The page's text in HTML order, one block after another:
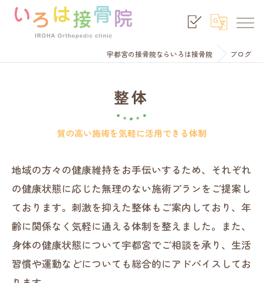
宇都宮の接骨院ならいろは接骨院 ブログ
整体
質の高い施術を気軽に活用できる体制
地域の方々の健康維持をお手伝いするため、それぞれ
の健康状態に応じた無理のない施術プランをご提案し
ております。刺激を抑えた整体もご案内しており、年
齢に関係なく気軽に通える体制を整えました。また、
身体の健康状態について宇都宮でご相談を承り、生活
習慣や運動などについても総合的にアドバイスしてお